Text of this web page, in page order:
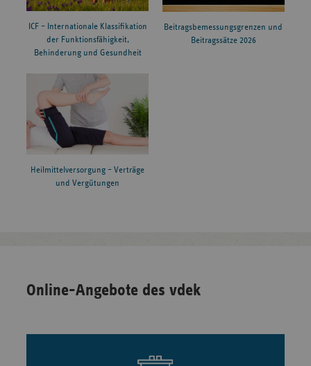
ICF – Internationale Klassifikation
der Funktionsfähigkeit,
Behinderung und Gesundheit
Beitragsbemessungsgrenzen und
Beitragssätze 2026
Heilmittelversorgung – Verträge
und Vergütungen
Online-Angebote des vdek